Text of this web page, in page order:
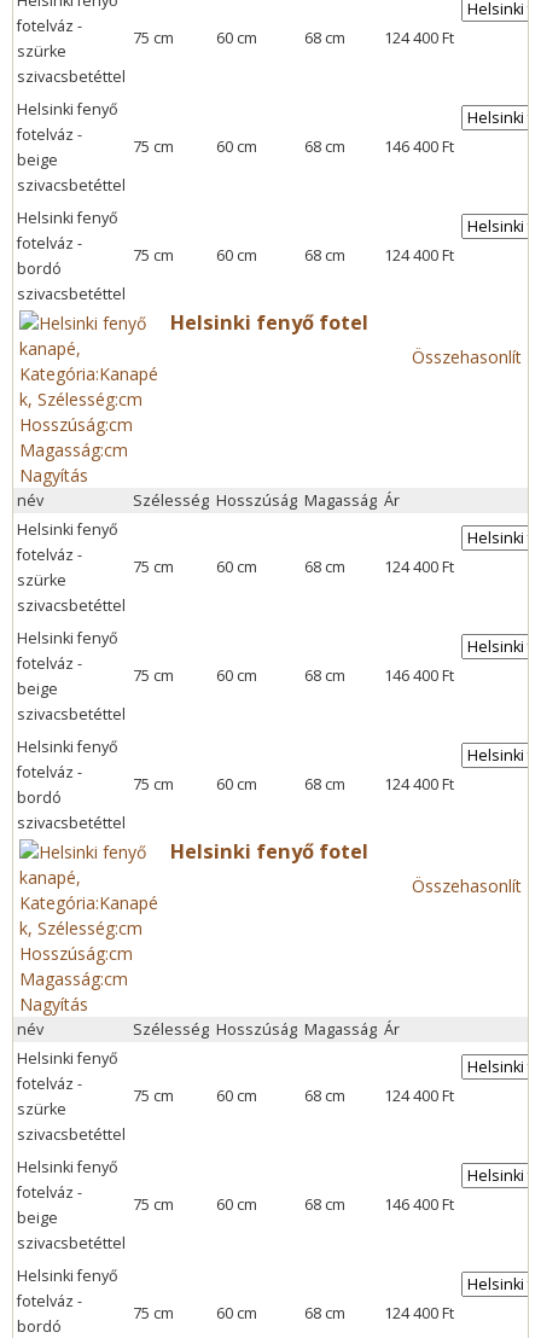
fotelváz -
szürke
szivacsbetéttel
75 cm 60 cm 68 cm 124 400 Ft
Helsinki fenyő
fotelváz -
beige
szivacsbetéttel
75 cm 60 cm 68 cm 146 400 Ft
Helsinki fenyő
fotelváz -
bordó
szivacsbetéttel
75 cm 60 cm 68 cm 124 400 Ft
Nagyítás
Helsinki fenyő fotel
Összehasonlít
név Szélesség Hosszúság Magasság Ár
Helsinki fenyő
fotelváz -
szürke
szivacsbetéttel
75 cm 60 cm 68 cm 124 400 Ft
Helsinki fenyő
fotelváz -
beige
szivacsbetéttel
75 cm 60 cm 68 cm 146 400 Ft
Helsinki fenyő
fotelváz -
bordó
szivacsbetéttel
75 cm 60 cm 68 cm 124 400 Ft
Nagyítás
Helsinki fenyő fotel
Összehasonlít
név Szélesség Hosszúság Magasság Ár
Helsinki fenyő
fotelváz -
szürke
szivacsbetéttel
75 cm 60 cm 68 cm 124 400 Ft
Helsinki fenyő
fotelváz -
beige
szivacsbetéttel
75 cm 60 cm 68 cm 146 400 Ft
Helsinki fenyő
fotelváz -
bordó
75 cm 60 cm 68 cm 124 400 Ft